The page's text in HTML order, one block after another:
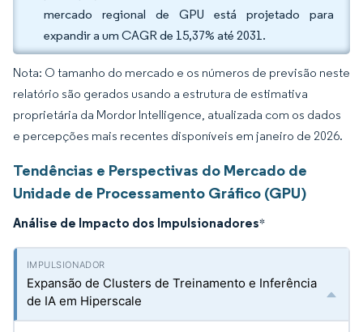
mercado regional de GPU está projetado para
expandir a um CAGR de 15,37% até 2031.
Nota: O tamanho do mercado e os números de previsão neste
relatório são gerados usando a estrutura de estimativa
proprietária da Mordor Intelligence, atualizada com os dados
e percepções mais recentes disponíveis em janeiro de 2026.
Tendências e Perspectivas do Mercado de
Unidade de Processamento Gráfico (GPU)
Análise de Impacto dos Impulsionadores*
Expansão de Clusters de Treinamento e Inferência
de IA em Hiperscale